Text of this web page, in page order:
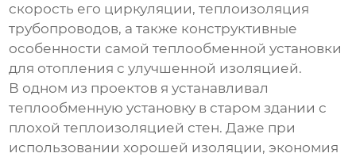
скорость его циркуляции, теплоизоляция
трубопроводов, а также конструктивные
особенности самойтеплообменной установки
для отопления с улучшенной изоляцией.
В одном из проектов я устанавливал
теплообменную установку в старом здании с
плохой теплоизоляцией стен. Даже при
использовании хорошей изоляции, экономия